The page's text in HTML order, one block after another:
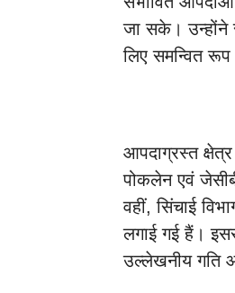
जा सके। उन्होंने
लिए समन्वित रूप
आपदाग्रस्त
पोकलेन एवं
वहीं, सिंचाई
लगाई गई हैं।
उल्लेखनीय गति